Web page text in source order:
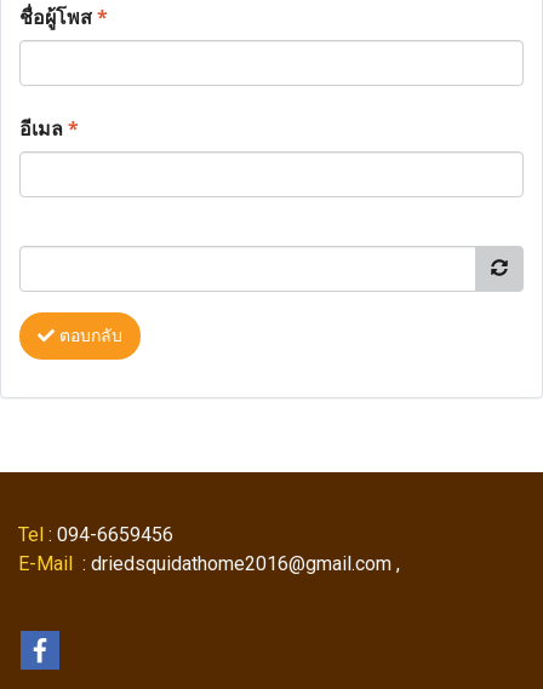
ชื่อผู้โพส*
อีเมล*
ตอบกลับ
Tel : 094-6659456
E-Mail : driedsquidathome2016@gmail.com ,